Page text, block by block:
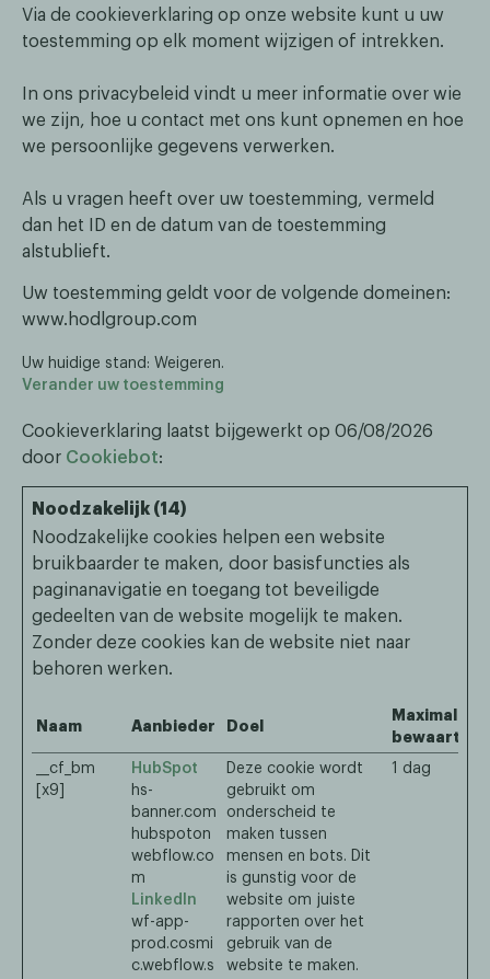
Via de cookieverklaring op onze website kunt u uw
toestemming op elk moment wijzigen of intrekken.
In ons privacybeleid vindt u meer informatie over wie
we zijn, hoe u contact met ons kunt opnemen en hoe
we persoonlijke gegevens verwerken.
Als u vragen heeft over uw toestemming, vermeld
dan het ID en de datum van de toestemming
alstublieft.
Uw toestemming geldt voor de volgende domeinen:
www.hodlgroup.com
Uw huidige stand: Weigeren.
Verander uw toestemming
Cookieverklaring laatst bijgewerkt op 06/08/2026
door Cookiebot:
Noodzakelijk (14)
Noodzakelijke cookies helpen een website
bruikbaarder te maken, door basisfuncties als
paginanavigatie en toegang tot beveiligde
gedeelten van de website mogelijk te maken.
Zonder deze cookies kan de website niet naar
behoren werken.
Naam Aanbieder Doel
Maximale
__cf_bm
[x9]
HubSpot
hs-
banner.com
hubspoton
webflow.co
m
LinkedIn
wf-app-
prod.cosmi
c.webflow.s
Deze cookie wordt
gebruikt om
onderscheid te
maken tussen
mensen en bots. Dit
is gunstig voor de
website om juiste
rapporten over het
gebruik van de
website te maken.
1 dag